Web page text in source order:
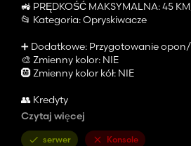
🚜 PRĘDKOŚĆ MAKSYMALNA: 45
📂 Kategoria: Opryskiwacze
➕ Dodatkowe: Przygotowanie opon/
🎨 Zmienny kolor: NIE
🛞 Zmienny kolor kół: NIE
👥 Kredyty
🔧 Konwersja/edycja: modowanie SC
🛠️ Oryginalny model: Farm Centro
Czytaj więcej
serwer Konsole